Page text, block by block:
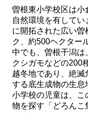
曽根東小学校区は小
自然環境を有して
に開拓された広い
ク、約500ヘクター
中でも、曽根干潟は
クシガモなどの200
越冬地であり、絶滅
する底生成物の生息
小学校の児童は、こ
物を探す「どろんこ